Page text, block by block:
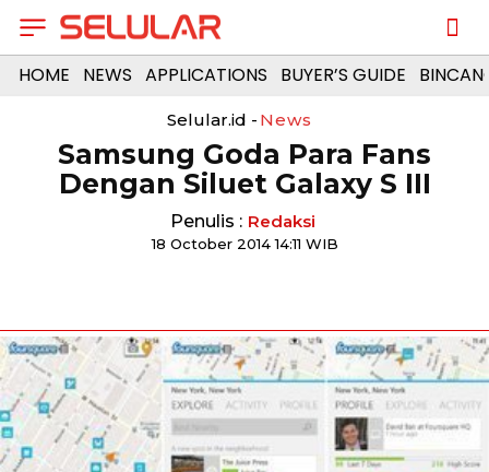
HOME NEWS APPLICATIONS BUYER’S GUIDE
Selular.id - News
Samsung Goda Para Fans
Dengan Siluet Galaxy S III
Penulis : Redaksi
18 October 2014 14:11 WIB